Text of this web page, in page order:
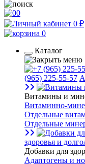
0
0 ₽
0
Каталог
(965) 225-55-57
Витамины и
Витаминно-
Отдельные
Отдельные
здоровья и
Добавки для
Адаптогены и